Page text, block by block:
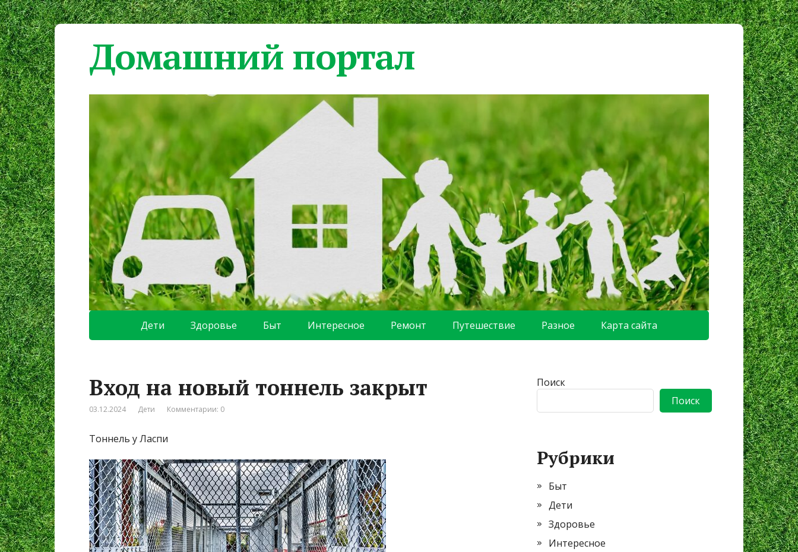
Домашний портал
Дети Здоровье Быт Интересное Ремонт Путешествие Разное Карта сайта
Вход на новый тоннель закрыт
03.12.2024 Дети Комментарии: 0
Тоннель у Ласпи
Поиск
Поиск
Рубрики
Быт
Дети
Здоровье
Интересное